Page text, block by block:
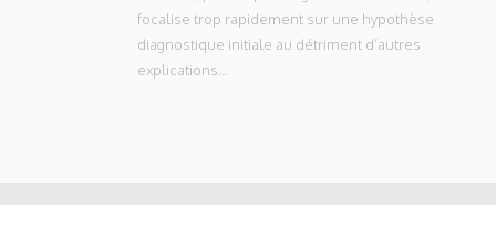
focalise trop rapidement sur une hypothèse
diagnostique initiale au détriment d’autres
explications...